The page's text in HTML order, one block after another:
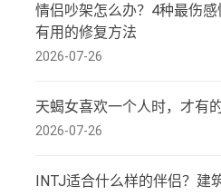
情侣吵架怎么办？4种最伤
有用的修复方法
2026-07-26
天蝎女喜欢一个人时，才有
2026-07-26
INTJ适合什么样的伴侣？建